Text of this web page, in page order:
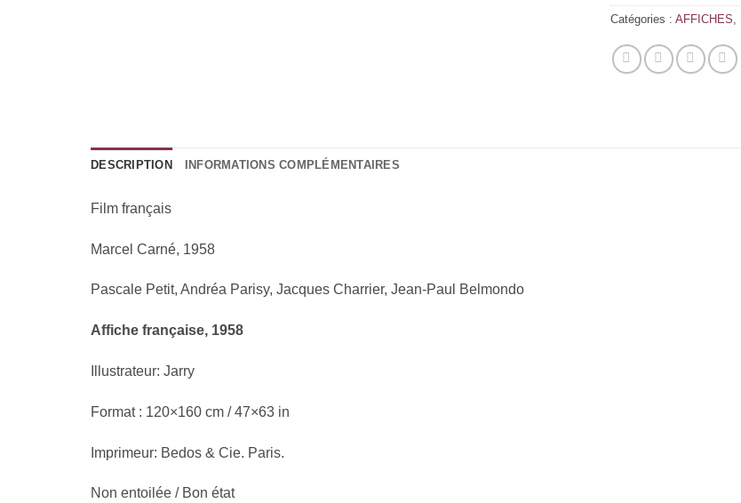
Catégories : AFFICHES
DESCRIPTION INFORMATIONS COMPLÉMENTAIRES
Film français
Marcel Carné, 1958
Pascale Petit, Andréa Parisy, Jacques Charrier, Jean-Paul Belmondo
Affiche française, 1958
Illustrateur: Jarry
Format : 120×160 cm / 47×63 in
Imprimeur: Bedos & Cie. Paris.
Non entoilée / Bon état